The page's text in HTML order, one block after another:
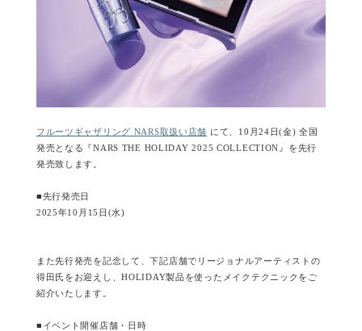
フルーツギャザリング NARS取扱い店舗 にて、10月24日(金) 全国
発売となる『NARS THE HOLIDAY 2025 COLLECTION』を先行
発売致します。
■先行発売日
2025年10月15日(水)
また先行発売を記念して、下記店舗でリージョナルアーティストの
得田氏をお迎えし、HOLIDAY製品を使ったメイクテクニックをご
紹介いたします。
■イベント開催店舗・日時